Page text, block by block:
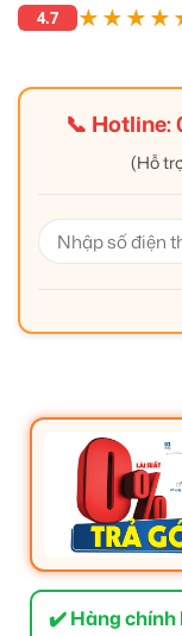
4.7
📞 Hotline:
(Hỗ
✔️ Hàng chính